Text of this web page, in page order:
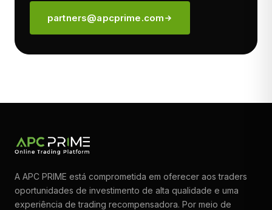
partners@apcprime.com
A APC PRIME está comprometida em oferecer aos traders
oportunidades de investimento de alta qualidade e uma
experiência de trading recompensadora. Por meio de